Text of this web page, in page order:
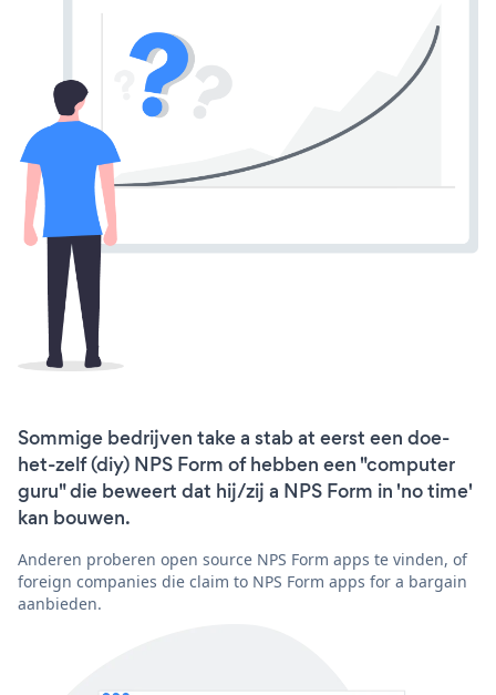
Sommige bedrijven take a stab at eerst een doe-
het-zelf (diy) NPS Form of hebben een "computer
guru" die beweert dat hij/zij a NPS Form in 'no time'
kan bouwen.
Anderen proberen open source NPS Form apps te vinden, of
foreign companies die claim to NPS Form apps for a bargain
aanbieden.